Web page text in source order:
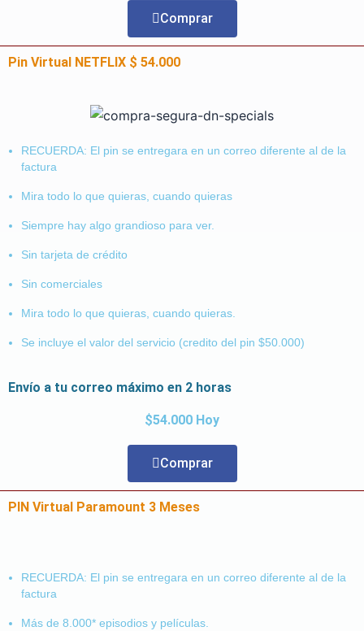
Comprar
Pin Virtual NETFLIX $ 54.000
RECUERDA: El pin se entregara en un correo diferente al de la
factura
Mira todo lo que quieras, cuando quieras
Siempre hay algo grandioso para ver.
Sin tarjeta de crédito
Sin comerciales
Mira todo lo que quieras, cuando quieras.
Se incluye el valor del servicio (credito del pin $50.000)
Envío a tu correo máximo en 2 horas
$54.000 Hoy
Comprar
PIN Virtual Paramount 3 Meses
RECUERDA: El pin se entregara en un correo diferente al de la
factura
Más de 8.000* episodios y películas.